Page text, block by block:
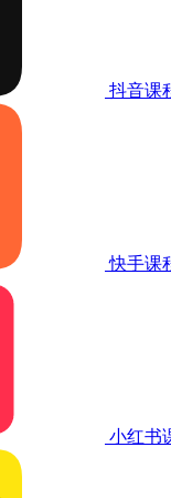
抖音课
快手课
小红书